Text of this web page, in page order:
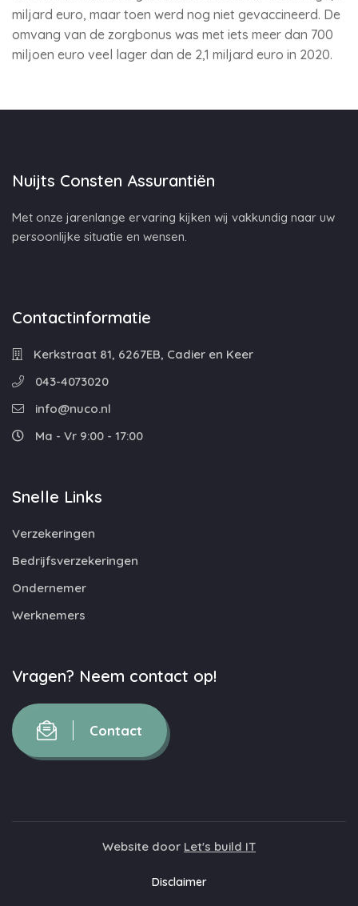
miljard euro, maar toen werd nog niet gevaccineerd. De
omvang van de zorgbonus was met iets meer dan 700
miljoen euro veel lager dan de 2,1 miljard euro in 2020.
Nuijts Consten Assurantiën
Met onze jarenlange ervaring kijken wij vakkundig naar uw
persoonlijke situatie en wensen.
Contactinformatie
Kerkstraat 81, 6267EB, Cadier en Keer
043-4073020
info@nuco.nl
Ma - Vr 9:00 - 17:00
Snelle Links
Verzekeringen
Bedrijfsverzekeringen
Ondernemer
Werknemers
Vragen? Neem contact op!
Contact
Website door Let's build IT
Disclaimer